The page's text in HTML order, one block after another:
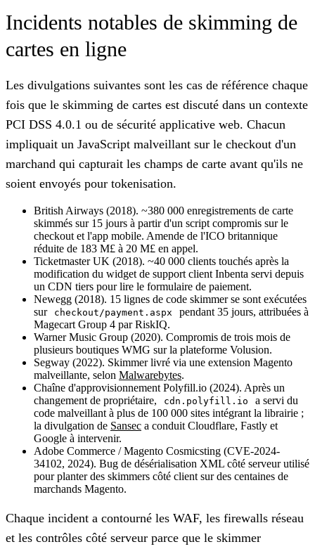
Incidents notables de skimming de
cartes en ligne
Les divulgations suivantes sont les cas de référence chaque
fois que le skimming de cartes est discuté dans un contexte
PCI DSS 4.0.1 ou de sécurité applicative web. Chacun
impliquait un JavaScript malveillant sur le checkout d'un
marchand qui capturait les champs de carte avant qu'ils ne
soient envoyés pour tokenisation.
British Airways (2018). ~380 000 enregistrements de carte
skimmés sur 15 jours à partir d'un script compromis sur le
checkout et l'app mobile. Amende de l'ICO britannique
réduite de 183 M£ à 20 M£ en appel.
Ticketmaster UK (2018). ~40 000 clients touchés après la
modification du widget de support client Inbenta servi depuis
un CDN tiers pour lire le formulaire de paiement.
Newegg (2018). 15 lignes de code skimmer se sont exécutées
sur
checkout/payment.aspx
pendant 35 jours, attribuées à
Magecart Group 4 par RiskIQ.
Warner Music Group (2020). Compromis de trois mois de
plusieurs boutiques WMG sur la plateforme Volusion.
Segway (2022). Skimmer livré via une extension Magento
malveillante, selon Malwarebytes.
Chaîne d'approvisionnement Polyfill.io (2024). Après un
changement de propriétaire,
cdn.polyfill.io
a servi du
code malveillant à plus de 100 000 sites intégrant la librairie ;
la divulgation de Sansec a conduit Cloudflare, Fastly et
Google à intervenir.
Adobe Commerce / Magento Cosmicsting (CVE-2024-
34102, 2024). Bug de désérialisation XML côté serveur utilisé
pour planter des skimmers côté client sur des centaines de
marchands Magento.
Chaque incident a contourné les WAF, les firewalls réseau
et les contrôles côté serveur parce que le skimmer